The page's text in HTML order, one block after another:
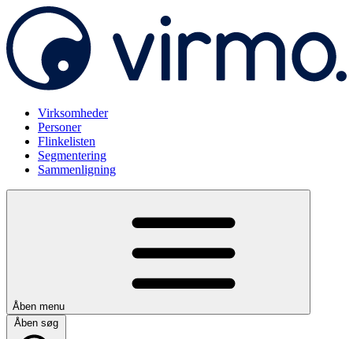
Virksomheder
Personer
Flinkelisten
Segmentering
Sammenligning
Åben menu
Åben søg